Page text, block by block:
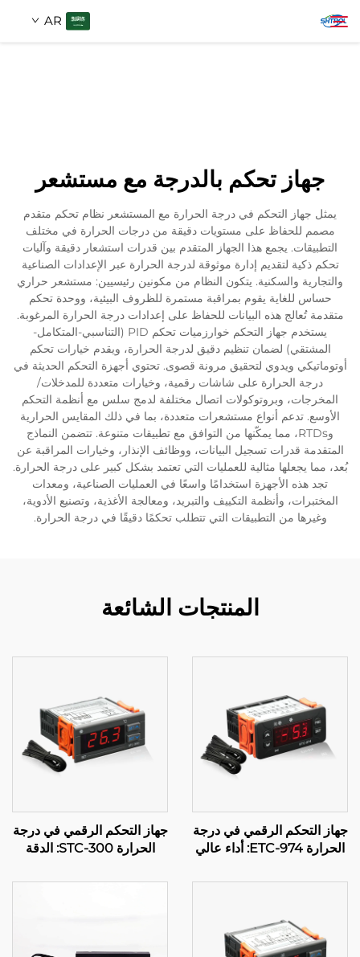
AR
اتصل بنا
جهاز تحكم بالدرجة مع مستشعر
يمثل جهاز التحكم في درجة الحرارة مع المستشعر نظام تحكم متقدم
مصمم للحفاظ على مستويات دقيقة من درجات الحرارة في مختلف
التطبيقات. يجمع هذا الجهاز المتقدم بين قدرات استشعار دقيقة وآليات
تحكم ذكية لتقديم إدارة موثوقة لدرجة الحرارة عبر الإعدادات الصناعية
والتجارية والسكنية. يتكون النظام من مكونين رئيسيين: مستشعر حراري
حساس للغاية يقوم بمراقبة مستمرة للظروف البيئية، ووحدة تحكم
متقدمة تُعالج هذه البيانات للحفاظ على إعدادات درجة الحرارة المرغوبة.
يستخدم جهاز التحكم خوارزميات تحكم PID (التناسبي-المتكامل-
المشتقي) لضمان تنظيم دقيق لدرجة الحرارة، ويقدم خيارات تحكم
أوتوماتيكي ويدوي لتحقيق مرونة قصوى. تحتوي أجهزة التحكم الحديثة في
درجة الحرارة على شاشات رقمية، وخيارات متعددة للمدخلات/
المخرجات، وبروتوكولات اتصال مختلفة لدمج سلس مع أنظمة التحكم
الأوسع. تدعم أنواع مستشعرات متعددة، بما في ذلك المقايس الحرارية
وRTDs، مما يمكّنها من التوافق مع تطبيقات متنوعة. تتضمن النماذج
المتقدمة قدرات تسجيل البيانات، ووظائف الإنذار، وخيارات المراقبة عن
بُعد، مما يجعلها مثالية للعمليات التي تعتمد بشكل كبير على درجة الحرارة.
تجد هذه الأجهزة استخدامًا واسعًا في العمليات الصناعية، ومعدات
المختبرات، وأنظمة التكييف والتبريد، ومعالجة الأغذية، وتصنيع الأدوية،
وغيرها من التطبيقات التي تتطلب تحكمًا دقيقًا في درجة الحرارة.
المنتجات الشائعة
جهاز التحكم الرقمي في درجة
الحرارة ETC-974: أداء عالي
للتطبيقات الصناعية
جهاز التحكم الرقمي في درجة
الحرارة STC-300: الدقة
الحرارة